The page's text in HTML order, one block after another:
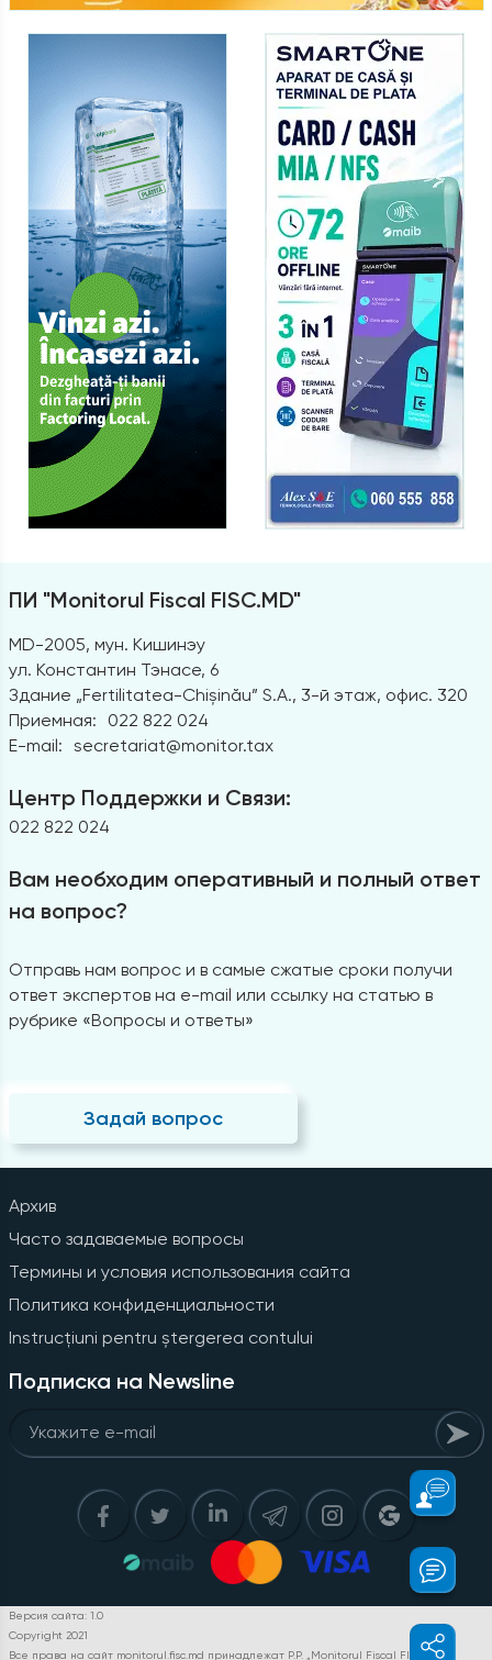
ПИ "Monitorul Fiscal FISC.MD"
MD-2005, мун. Кишинэу
ул. Константин Тэнасе, 6
Здание „Fertilitatea-Chișinău” S.A., 3-й этаж, офис. 320
Приемная:
022 822 024
E-mail: secretariat@monitor.tax
Центр Поддержки и Связи:
022 822 024
Вам необходим оперативный и полный ответ
на вопрос?
Отправь нам вопрос и в самые сжатые сроки получи
ответ экспертов на e-mail или ссылку на статью в
рубрике «Вопросы и ответы»
Задай вопрос
Архив
Часто задаваемые вопросы
Термины и условия использования сайта
Политика конфиденциальности
Instrucțiuni pentru ștergerea contului
Подписка на Newsline
Версия сайта: 1.0
Copyright 2021
Все права на сайт monitorul.fisc.md принадлежат P.P. „Monitorul Fiscal FISC.MD”.